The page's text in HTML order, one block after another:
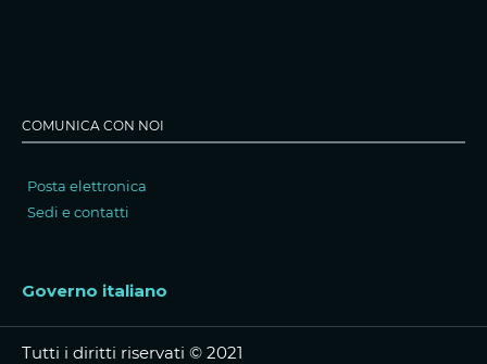
COMUNICA CON NOI
Posta elettronica
Sedi e contatti
Governo italiano
Tutti i diritti riservati © 2021